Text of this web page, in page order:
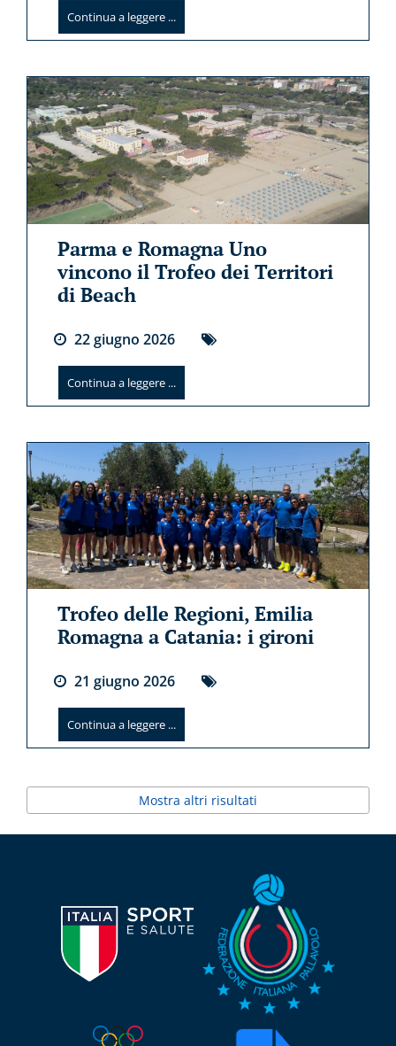
Continua a leggere ...
Parma e Romagna Uno
vincono il Trofeo dei Territori
di Beach
22giugno 2026
Continua a leggere ...
Trofeo delle Regioni, Emilia
Romagna a Catania: i gironi
21 giugno 2026
Continua a leggere ...
Mostra altri risultati